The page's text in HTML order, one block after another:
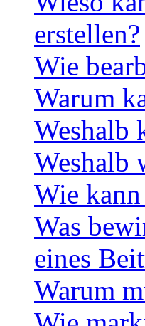
erstellen?
Wie
Warum
Weshalb
Weshalb
Wie
Was
eines
Warum